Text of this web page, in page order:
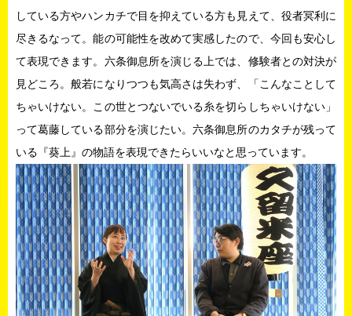
している方やハンカチで目を抑えている方も見えて、役者冥利に
尽きるなって。能の可能性を改めて実感したので、今回も安心し
て表現できます。六条御息所を演じる上では、修験者との対決が
見どころ。般若になりつつも気高さは失わず、「こんなことして
ちゃいけない。この世とつないでいる糸を切らしちゃいけない」
って葛藤している部分を演じたい。六条御息所のカタチが残って
いる『葵上』の物語を表現できたらいいなと思っています。